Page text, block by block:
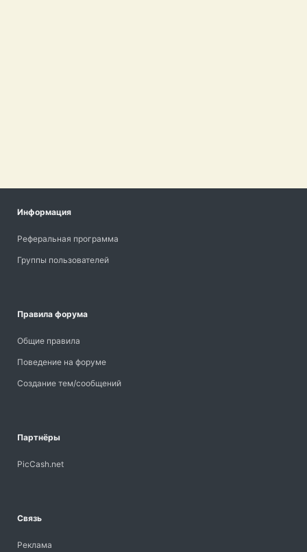
Информация
Реферальная программа
Группы пользователей
Правила форума
Общие правила
Поведение на форуме
Создание тем/сообщений
Партнёры
PicCash.net
Связь
Реклама